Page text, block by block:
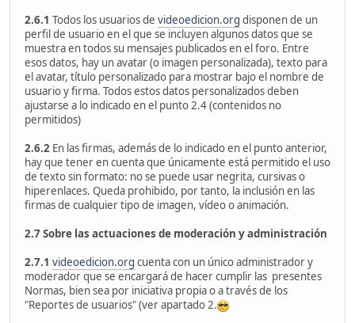
2.6.1 Todos los usuarios de videoedicion.org disponen de un
perfil de usuario en el que se incluyen algunos datos que se
muestra en todos su mensajes publicados en el foro. Entre
esos datos, hay un avatar (o imagen personalizada), texto para
el avatar, título personalizado para mostrar bajo el nombre de
usuario y firma. Todos estos datos personalizados deben
ajustarse a lo indicado en el punto 2.4 (contenidos no
permitidos)
2.6.2 En las firmas, además de lo indicado en el punto anterior,
hay que tener en cuenta que únicamente está permitido el uso
de texto sin formato: no se puede usar negrita, cursivas o
hiperenlaces. Queda prohibido, por tanto, la inclusión en las
firmas de cualquier tipo de imagen, vídeo o animación.
2.7 Sobre las actuaciones de moderación y administración
2.7.1 videoedicion.org cuenta con un único administrador y
moderador que se encargará de hacer cumplir las presentes
Normas, bien sea por iniciativa propia o a través de los
"Reportes de usuarios" (ver apartado 2.